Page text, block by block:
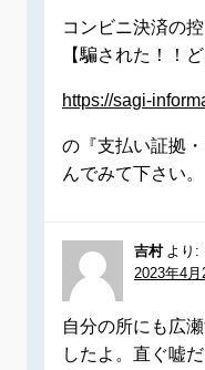
コンビニ決済の
【騙された！！
https://sagi-
の『支払い証拠
んでみて下さい。
吉村
より:
2023年4月
自分の所にも広
したよ。直ぐ嘘